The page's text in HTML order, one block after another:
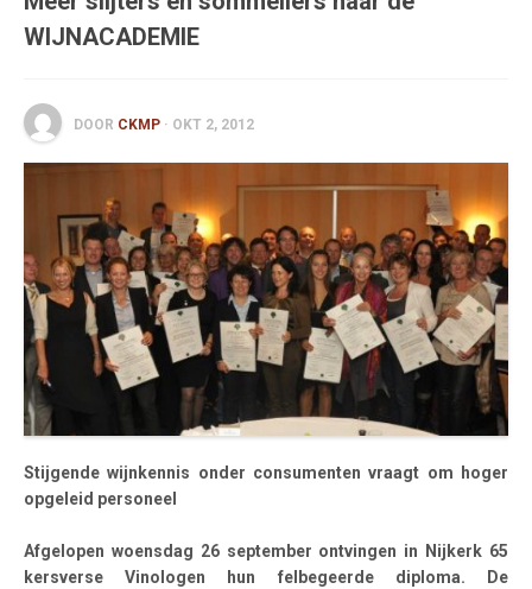
English
WIJNACADEMIE
DOOR CKMP · OKT 2, 2012
Stijgende wijnkennis onder consumenten vraagt om hoger
opgeleid personeel
Afgelopen woensdag 26 september ontvingen in Nijkerk 65
kersverse Vinologen hun felbegeerde diploma. De